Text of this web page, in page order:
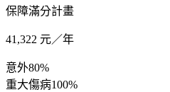
保障滿分計畫
41,322 元／年
意外80%
重大傷病100%